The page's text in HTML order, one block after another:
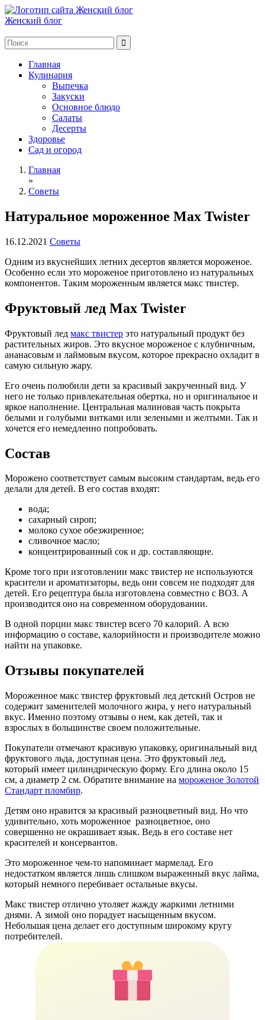
Женский блог
Главная
Кулинария
Выпечка
Закуски
Основное блюдо
Салаты
Десерты
Здоровье
Сад и огород
Главная
»
Советы
Натуральное мороженное Max Twister
16.12.2021 Советы
Одним из вкуснейших летних десертов является мороженое.
Особенно если это мороженое приготовлено из натуральных
компонентов. Таким мороженным является макс твистер.
Фруктовый лед Max Twister
Фруктовый лед макс твистер это натуральный продукт без
растительных жиров. Это вкусное мороженое с клубничным,
ананасовым и лаймовым вкусом, которое прекрасно охладит в
самую сильную жару.
Его очень полюбили дети за красивый закрученный вид. У
него не только привлекательная обертка, но и оригинальное и
яркое наполнение. Центральная малиновая часть покрыта
белыми и голубыми витками или зелеными и желтыми. Так и
хочется его немедленно попробовать.
Состав
Морожено соответствует самым высоким стандартам, ведь его
делали для детей. В его состав входят:
вода;
сахарный сироп;
молоко сухое обезжиренное;
сливочное масло;
концентрированный сок и др. составляющие.
Кроме того при изготовлении макс твистер не используются
красители и ароматизаторы, ведь они совсем не подходят для
детей. Его рецептура была изготовлена совместно с ВОЗ. А
производится оно на современном оборудовании.
В одной порции макс твистер всего 70 калорий. А всю
информацию о составе, калорийности и производителе можно
найти на упаковке.
Отзывы покупателей
Мороженное макс твистер фруктовый лед детский Остров не
содержит заменителей молочного жира, у него натуральный
вкус. Именно поэтому отзывы о нем, как детей, так и
взрослых в большинстве своем положительные.
Покупатели отмечают красивую упаковку, оригинальный вид
фруктового льда, доступная цена. Это фруктовый лед,
который имеет цилиндрическую форму. Его длина около 15
см, а диаметр 2 см. Обратите внимание на мороженое Золотой
Стандарт пломбир.
Детям оно нравится за красивый разноцветный вид. Но что
удивительно, хоть мороженное разноцветное, оно
совершенно не окрашивает язык. Ведь в его составе нет
красителей и консервантов.
Это мороженное чем-то напоминает мармелад. Его
недостатком является лишь слишком выраженный вкус лайма,
который немного перебивает остальные вкусы.
Макс твистер отлично утоляет жажду жаркими летними
днями. А зимой оно порадует насыщенным вкусом.
Небольшая цена делает его доступным широкому кругу
потребителей.